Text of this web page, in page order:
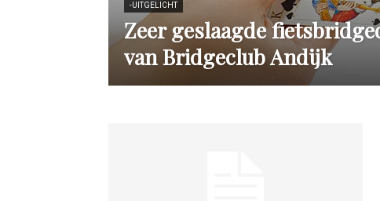
-UITGELICHT
Zeer geslaagde
van Bridgeclub Andijk